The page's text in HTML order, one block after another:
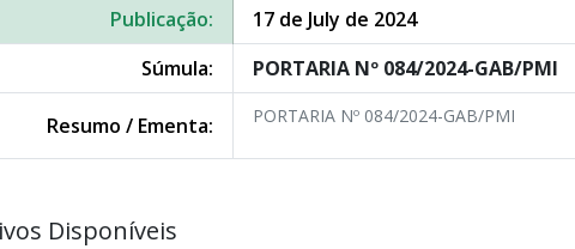
Publicação:
17 de July de 2024
Súmula:
PORTARIA Nº 084/2024-GAB/PMI
Resumo / Ementa: PORTARIA Nº 084/2024-GAB/PMI
Disponíveis